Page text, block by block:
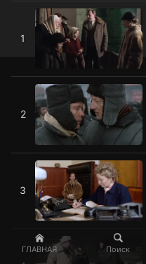
ГЛАВНАЯ Поиск
1
1 серия
2
2 серия
3
3 серия
4 серия